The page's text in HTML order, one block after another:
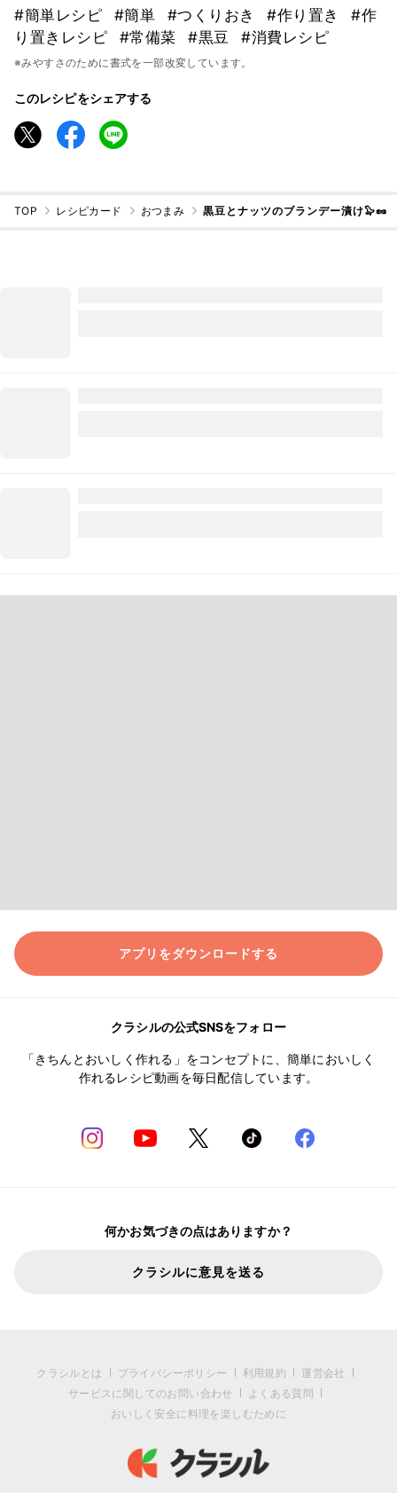
#簡単レシピ #簡単 #つくりおき #作り置き
#作
り置きレシピ
#常備菜 #黒豆 #消費レシピ
※みやすさのために書式を一部改変しています。
このレシピをシェアする
TOP レシピカード おつまみ 黒豆とナッツのブランデー漬け🦭🥜
アプリをダウンロードする
クラシルの公式SNSをフォロー
「きちんとおいしく作れる」をコンセプトに、簡単においしく
作れるレシピ動画を毎日配信しています。
何かお気づきの点はありますか？
クラシルに意見を送る
クラシルとは プライバシーポリシー 利用規約
運営会社
サービスに関してのお問い合わせ
よくある質問
おいしく安全に料理を楽しむために